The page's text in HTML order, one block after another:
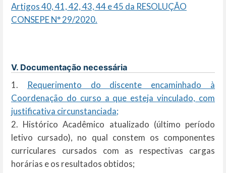
Artigos 40, 41, 42, 43, 44 e 45 da RESOLUÇÃO
CONSEPE N° 29/2020.
V. Documentação necessária
1.
Requerimento do discente encaminhado à
Coordenação do curso a que esteja vinculado, com
justificativa circunstanciada;
2. Histórico Acadêmico atualizado (último período
letivo cursado), no qual constem os componentes
curriculares cursados com as respectivas cargas
horárias e os resultados obtidos;